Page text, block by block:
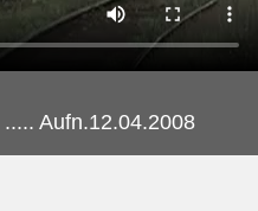
..... Aufn.12.04.2008